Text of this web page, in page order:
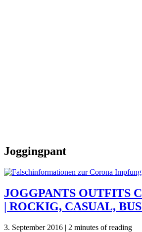
Joggingpant
JOGGPANTS OUTFITS
| ROCKIG, CASUAL,
3. September 2016 | 2 minutes of reading